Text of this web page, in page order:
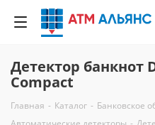
Детектор банкнот
Compact
Главная - Каталог - Банковское